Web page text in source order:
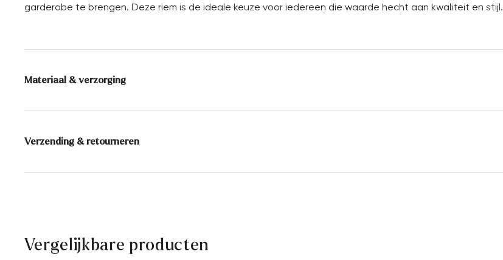
garderobe te brengen. Deze riem is de ideale keuze voor iedereen die waarde hecht aan kwaliteit en stijl.
Materiaal & verzorging
Bovenwerk: Glad leer Breedte: 3.5 cm
Verzending & retourneren
Levertijd 2 - 5 dagen met BPost
Meer informatie over dit onderwerp vindt u in het
Vergelijkbare producten